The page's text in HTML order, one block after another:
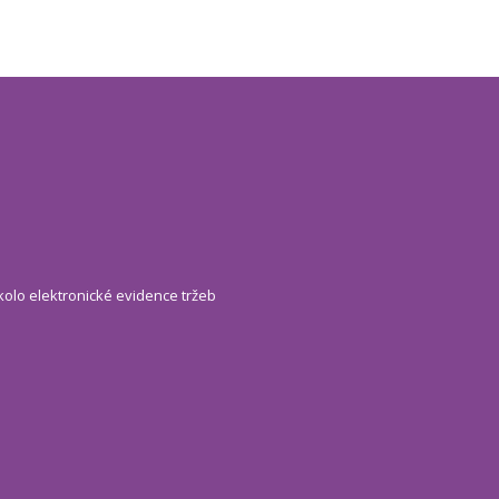
elektronické evidence tržeb